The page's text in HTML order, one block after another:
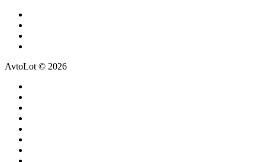
AvtoLot © 2026